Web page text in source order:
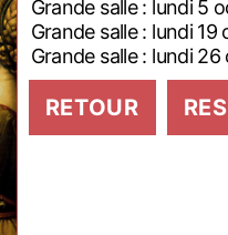
Grande
Grande
Grande